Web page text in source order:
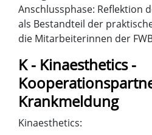
Anschlussphase: Reflektion
als Bestandteil der
die Mitarbeiterinnen der
K - Kinaesthetics -
Krankmeldung
Kinaesthetics: